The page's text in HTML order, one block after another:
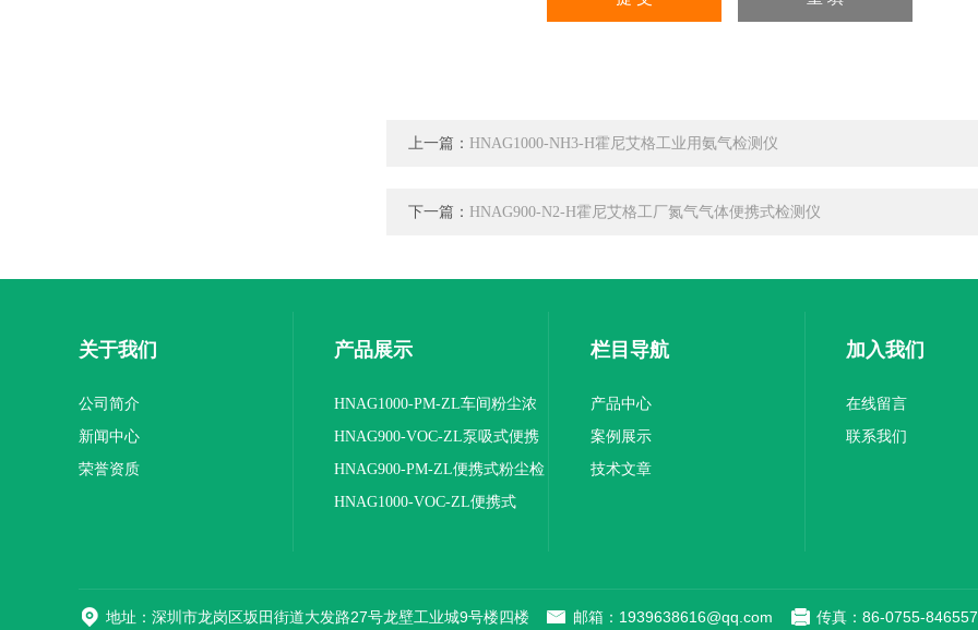
上一篇： HNAG1000-NH3-H霍尼艾格工业用氨气检测仪
下一篇： HNAG900-N2-H霍尼艾格工厂氮气气体便携式检测仪
关于我们
公司简介
新闻中心
荣誉资质
产品展示
HNAG1000-PM-ZL车间粉尘浓
度检测仪
HNAG900-VOC-ZL泵吸式便携
式VOC检测仪
HNAG900-PM-ZL便携式粉尘检
测仪
HNAG1000-VOC-ZL便携式
栏目导航
产品中心
案例展示
技术文章
加入我们
在线留言
联系我们
地址：深圳市龙岗区坂田街道大发路27号龙壁工业城9号楼四楼 邮箱：1939638616@qq.com 传真：86-0755-